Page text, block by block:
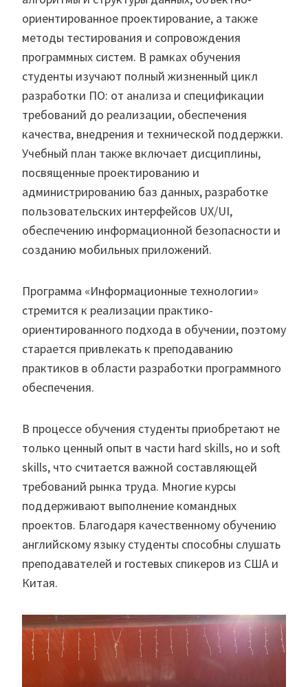
ориентированное проектирование, а также
методы тестирования и сопровождения
программных систем. В рамках обучения
студенты изучают полный жизненный цикл
разработки ПО: от анализа и спецификации
требований до реализации, обеспечения
качества, внедрения и технической поддержки.
Учебный план также включает дисциплины,
посвященные проектированию и
администрированию баз данных, разработке
пользовательских интерфейсов UX/UI,
обеспечению информационной безопасности и
созданию мобильных приложений.
Программа «Информационные технологии»
стремится к реализации практико-
ориентированного подхода в обучении, поэтому
старается привлекать к преподаванию
практиков в области разработки программного
обеспечения.
В процессе обучения студенты приобретают не
только ценный опыт в части hard skills, но и soft
skills, что считается важной составляющей
требований рынка труда. Многие курсы
поддерживают выполнение командных
проектов. Благодаря качественному обучению
английскому языку студенты способны слушать
преподавателей и гостевых спикеров из США и
Китая.